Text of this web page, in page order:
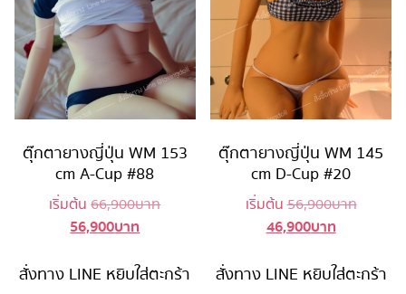
ตุ๊กตายางญี่ปุ่น WM 153
cm A-Cup #88
เริ่มต้น66,900บาทOriginal
66,900 บาท.
56,900บาท
is:
สั่งทาง LINE หยิบใส่ตะกร้า
ตุ๊กตายางญี่ปุ่น WM 145
cm D-Cup #20
เริ่มต้น56,900บาทOriginal
56,900
46,900บาทCurrent
is:
สั่งทาง LINE หยิบใส่ตะกร้า